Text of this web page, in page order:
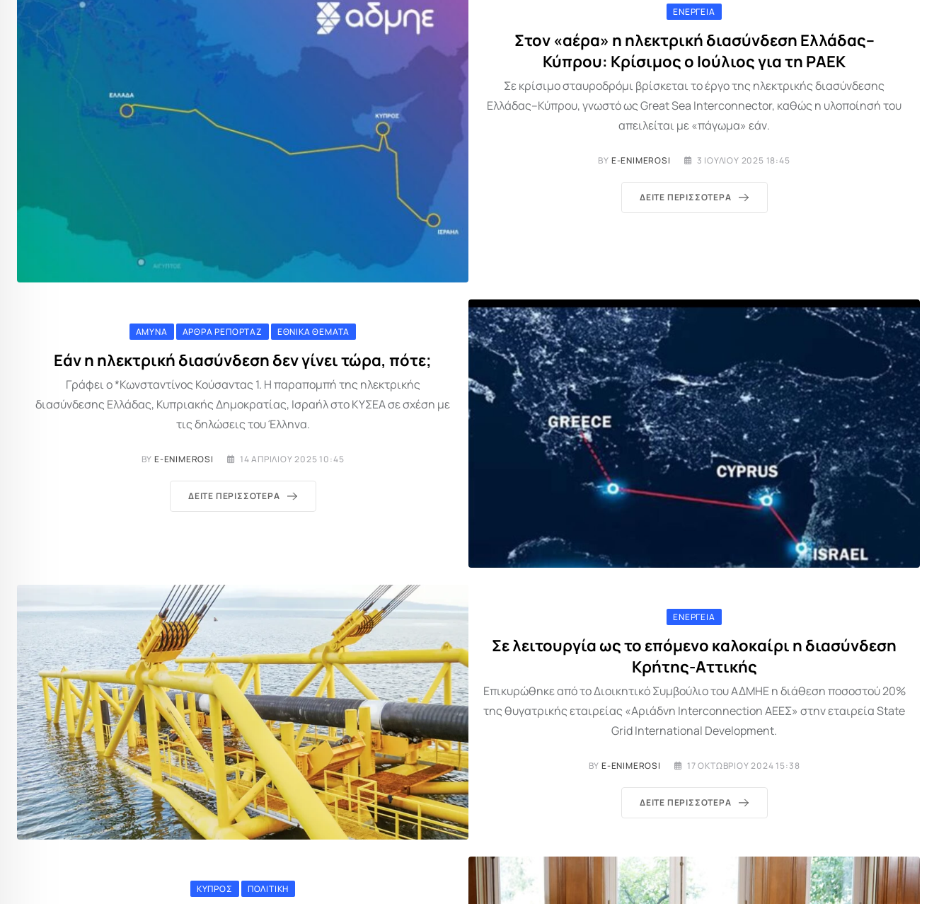
ΕΝΈΡΓΕΙΑ
Στον «αέρα» η ηλεκτρική διασύνδεση Ελλάδας–
Κύπρου: Κρίσιμος ο Ιούλιος για τη ΡΑΕΚ
Σε κρίσιμο σταυροδρόμι βρίσκεται το έργο της ηλεκτρικής διασύνδεσης
Ελλάδας–Κύπρου, γνωστό ως Great Sea Interconnector, καθώς η υλοποίησή του
απειλείται με «πάγωμα» εάν.
BY E-ENIMEROSI 3 ΙΟΥΛΊΟΥ 2025 18:45
ΔΕΊΤΕ ΠΕΡΙΣΣΌΤΕΡΑ
ΆΜΥΝΑ ΆΡΘΡΑ ΡΕΠΟΡΤΆΖ ΕΘΝΙΚΆ ΘΈΜΑΤΑ
Εάν η ηλεκτρική διασύνδεση δεν γίνει τώρα, πότε;
Γράφει ο *Κωνσταντίνος Κούσαντας 1. Η παραπομπή της ηλεκτρικής
διασύνδεσης Ελλάδας, Κυπριακής Δημοκρατίας, Ισραήλ στο ΚΥΣΕΑ σε σχέση με
τις δηλώσεις του Έλληνα.
BY E-ENIMEROSI 14 ΑΠΡΙΛΊΟΥ 2025 10:45
ΔΕΊΤΕ ΠΕΡΙΣΣΌΤΕΡΑ
ΕΝΈΡΓΕΙΑ
Σε λειτουργία ως το επόμενο καλοκαίρι η διασύνδεση
Κρήτης-Αττικής
Επικυρώθηκε από το Διοικητικό Συμβούλιο του ΑΔΜΗΕ η διάθεση ποσοστού 20%
της θυγατρικής εταιρείας «Αριάδνη Interconnection ΑΕΕΣ» στην εταιρεία State
Grid International Development.
BYE-ENIMEROSI 17 ΟΚΤΩΒΡΊΟΥ 2024 15:38
ΔΕΊΤΕ ΠΕΡΙΣΣΌΤΕΡΑ
ΚΎΠΡΟΣ ΠΟΛΙΤΙΚΉ